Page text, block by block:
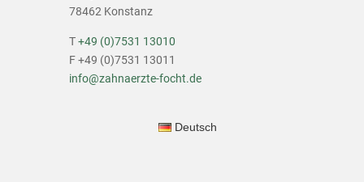
78462 Konstanz
T+49 (0)7531 13010
F +49 (0)7531 13011
info@zahnaerzte-focht.de
Deutsch